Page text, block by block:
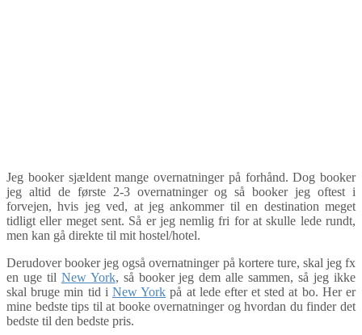
Jeg booker sjældent mange overnatninger på forhånd. Dog booker
jeg altid de første 2-3 overnatninger og så booker jeg oftest i
forvejen, hvis jeg ved, at jeg ankommer til en destination meget
tidligt eller meget sent. Så er jeg nemlig fri for at skulle lede rundt,
men kan gå direkte til mit hostel/hotel.
Derudover booker jeg også overnatninger på kortere ture, skal jeg fx
en uge til New York, så booker jeg dem alle sammen, så jeg ikke
skal bruge min tid i New York på at lede efter et sted at bo. Her er
mine bedste tips til at booke overnatninger og hvordan du finder det
bedste til den bedste pris.